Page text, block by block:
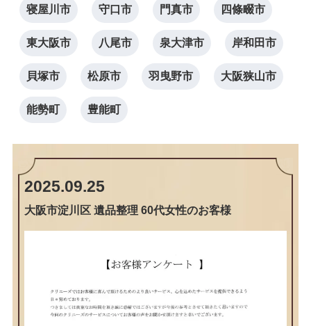
寝屋川市 守口市 門真市 四條畷市
東大阪市 八尾市 泉大津市 岸和田市
貝塚市 松原市 羽曳野市 大阪狭山市
能勢町 豊能町
2025.09.25
大阪市淀川区 遺品整理 60代女性のお客様